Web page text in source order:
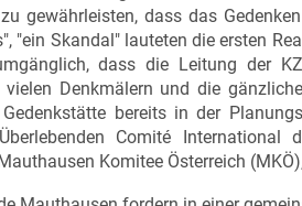
gewährleisten, dass das
"ein Skandal" lauteten die ersten
dass die Leitung der
Denkmälern und die
bereits in der
Comité International
Komitee Österreich